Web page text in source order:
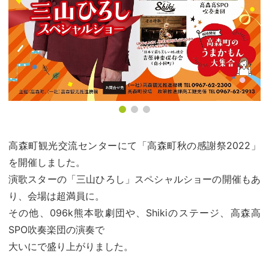
高森町観光交流センターにて「高森町秋の感謝祭2022」
を開催しました。
演歌スターの「三山ひろし」スペシャルショーの開催もあ
り、会場は超満員に。
その他、096k熊本歌劇団や、Shikiのステージ、高森高
SPO吹奏楽団の演奏で
大いにで盛り上がりました。